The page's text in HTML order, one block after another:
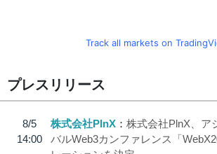
Track all markets on
プレスリリース
8/5
14:00
株式会社PlnX
株式会社PlnX、ア
バルWeb3カンファレンス「